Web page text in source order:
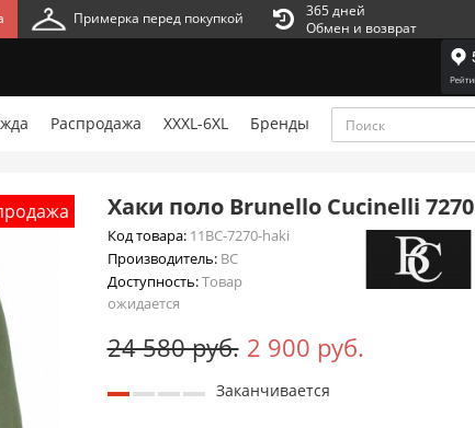
Примерка перед покупкой
365 дней
Обмен и возврат
Распродажа XXXL-6XL Бренды
Хаки поло Brunello Cucinelli 7270
Код товара:11BC-7270-haki
Производитель:BC
Доступность:Товар
ожидается
24 580 руб. 2 900 руб.
Заканчивается